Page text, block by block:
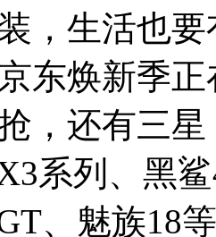
，生活也
东焕新季
，还有三星
系列、黑
、魅族18